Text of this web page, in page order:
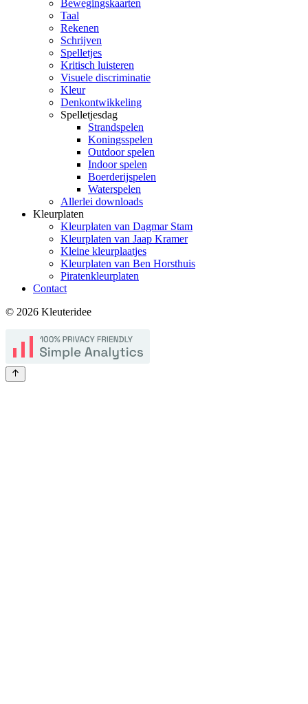
Bewegingskaarten
Taal
Rekenen
Schrijven
Spelletjes
Kritisch luisteren
Visuele discriminatie
Kleur
Denkontwikkeling
Spelletjesdag
Strandspelen
Koningsspelen
Outdoor spelen
Indoor spelen
Boerderijspelen
Waterspelen
Allerlei downloads
Kleurplaten
Kleurplaten van Dagmar Stam
Kleurplaten van Jaap Kramer
Kleine kleurplaatjes
Kleurplaten van Ben Horsthuis
Piratenkleurplaten
Contact
© 2026 Kleuteridee